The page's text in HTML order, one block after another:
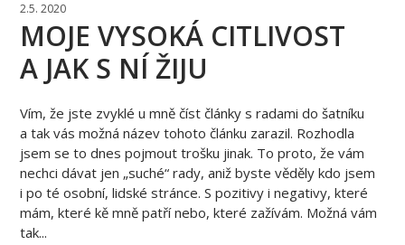
2.5. 2020
MOJE VYSOKÁ CITLIVOST
A JAK S NÍ ŽIJU
Vím, že jste zvyklé u mně číst články s radami do šatníku
a tak vás možná název tohoto článku zarazil. Rozhodla
jsem se to dnes pojmout trošku jinak. To proto, že vám
nechci dávat jen „suché“ rady, aniž byste věděly kdo jsem
i po té osobní, lidské stránce. S pozitivy i negativy, které
mám, které kě mně patří nebo, které zažívám. Možná vám
tak...